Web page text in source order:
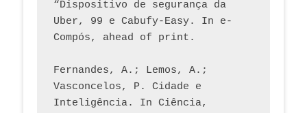
“Dispositivo de segurança da
Uber, 99 e Cabufy-Easy. In e-
Compós, ahead of print.
Fernandes, A.; Lemos, A.;
Vasconcelos, P. Cidade e
Inteligência. In Ciência,